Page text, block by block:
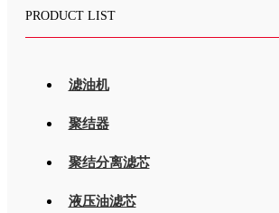
PRODUCT LIST
滤油机
聚结器
聚结分离滤芯
液压油滤芯